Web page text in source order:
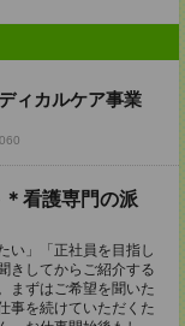
ィカルケア事業
看護専門の派
い」「正社員を目指し
きしてからご紹介する
まずはご希望を聞いた
事を続けていただくた